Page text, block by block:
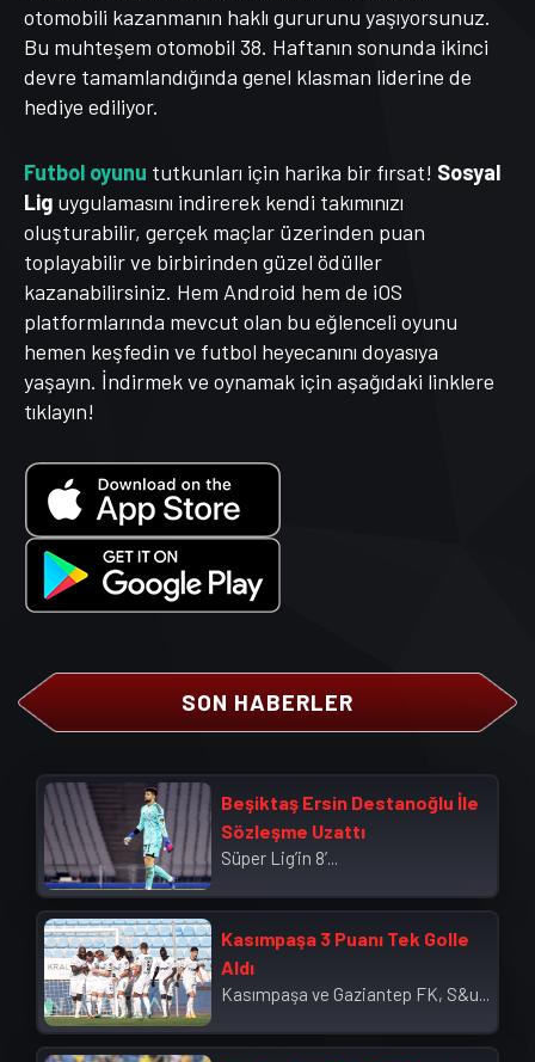
otomobili kazanmanın haklı gururunu yaşıyorsunuz.
Bu muhteşem otomobil 38. Haftanın sonunda ikinci
devre tamamlandığında genel klasman liderine de
hediye ediliyor.
Futbol oyunu tutkunları için harika bir fırsat! Sosyal
Lig uygulamasını indirerek kendi takımınızı
oluşturabilir, gerçek maçlar üzerinden puan
toplayabilir ve birbirinden güzel ödüller
kazanabilirsiniz. Hem Android hem de iOS
platformlarında mevcut olan bu eğlenceli oyunu
hemen keşfedin ve futbol heyecanını doyasıya
yaşayın. İndirmek ve oynamak için aşağıdaki linklere
tıklayın!
SON HABERLER
Beşiktaş Ersin Destanoğlu İle
Sözleşme Uzattı
Süper Lig’in 8’...
Kasımpaşa 3 Puanı Tek Golle
Aldı
Kasımpaşa ve Gaziantep FK, S&u...